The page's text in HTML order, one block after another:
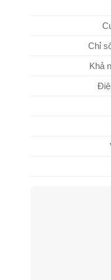
Chỉ
Khả